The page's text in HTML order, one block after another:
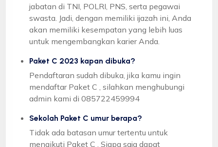
jabatan di TNI, POLRI, PNS, serta pegawai
swasta. Jadi, dengan memiliki ijazah ini, Anda
akan memiliki kesempatan yang lebih luas
untuk mengembangkan karier Anda.
Paket C 2023 kapan dibuka?
Pendaftaran sudah dibuka, jika kamu ingin
mendaftar Paket C , silahkan menghubungi
admin kami di 085722459994
Sekolah Paket C umur berapa?
Tidak ada batasan umur tertentu untuk
mengikuti Paket C . Siapa saja dapat